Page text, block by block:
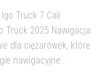
Truck 7 Cali
Truck 2025 Nawigacja
dla ciężarówek, które
nawigacyjne...